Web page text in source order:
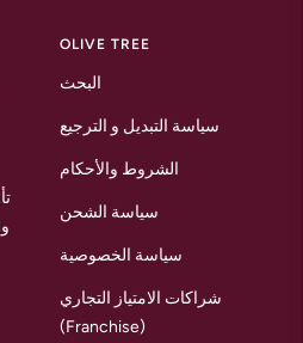
OLIVE TREE
البحث
سياسة التبديل و الترجيع
الشروط والأحكام
سياسة الشحن
سياسة الخصوصية
شراكات الامتياز التجاري
(Franchise)